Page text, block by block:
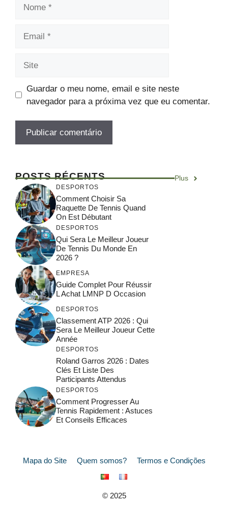
Guardar o meu nome, email e site neste
navegador para a próxima vez que eu comentar.
POSTS RÉCENTS Plus
DESPORTOS
Comment Choisir Sa
Raquette De Tennis Quand
On Est Débutant
DESPORTOS
Qui Sera Le Meilleur Joueur
De Tennis Du Monde En
2026 ?
EMPRESA
Guide Complet Pour Réussir
L Achat LMNP D Occasion
DESPORTOS
Classement ATP 2026 : Qui
Sera Le Meilleur Joueur Cette
Année
DESPORTOS
Roland Garros 2026 : Dates
Clés Et Liste Des
Participants Attendus
DESPORTOS
Comment Progresser Au
Tennis Rapidement : Astuces
Et Conseils Efficaces
Mapa do Site Quem somos? Termos e Condições
© 2025